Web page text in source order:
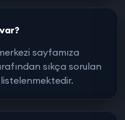
sayfamıza
sıkça sorulan